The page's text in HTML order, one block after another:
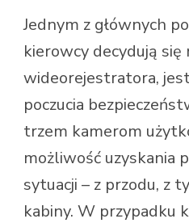
Jednym z głównych
kierowcy decydują się
wideorejestratora,
poczucia
trzem kamerom
możliwość uzyskania
sytuacji – z przodu, z
kabiny. W przypadku